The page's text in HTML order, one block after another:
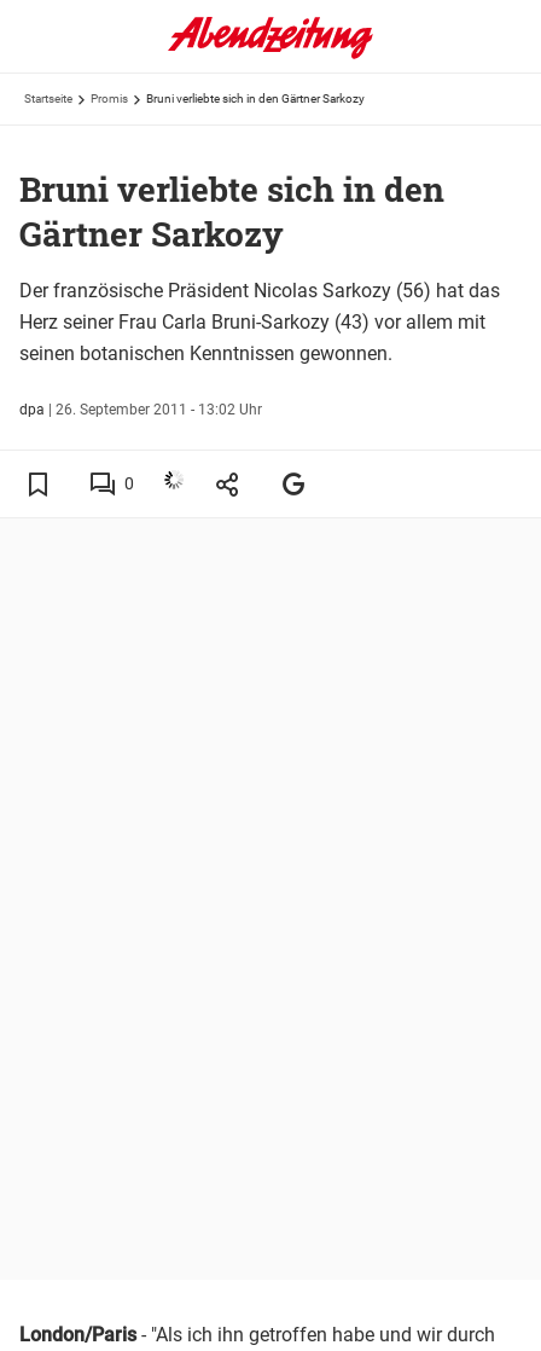
Startseite Promis Bruni verliebte sich in den Gärtner Sarkozy
Bruni verliebte sich in den
Gärtner Sarkozy
Der französische Präsident Nicolas Sarkozy (56) hat das
Herz seiner Frau Carla Bruni-Sarkozy (43) vor allem mit
seinen botanischen Kenntnissen gewonnen.
dpa | 26. September 2011 - 13:02 Uhr
0
London/Paris- "Als ich ihn getroffen habe und wir durch